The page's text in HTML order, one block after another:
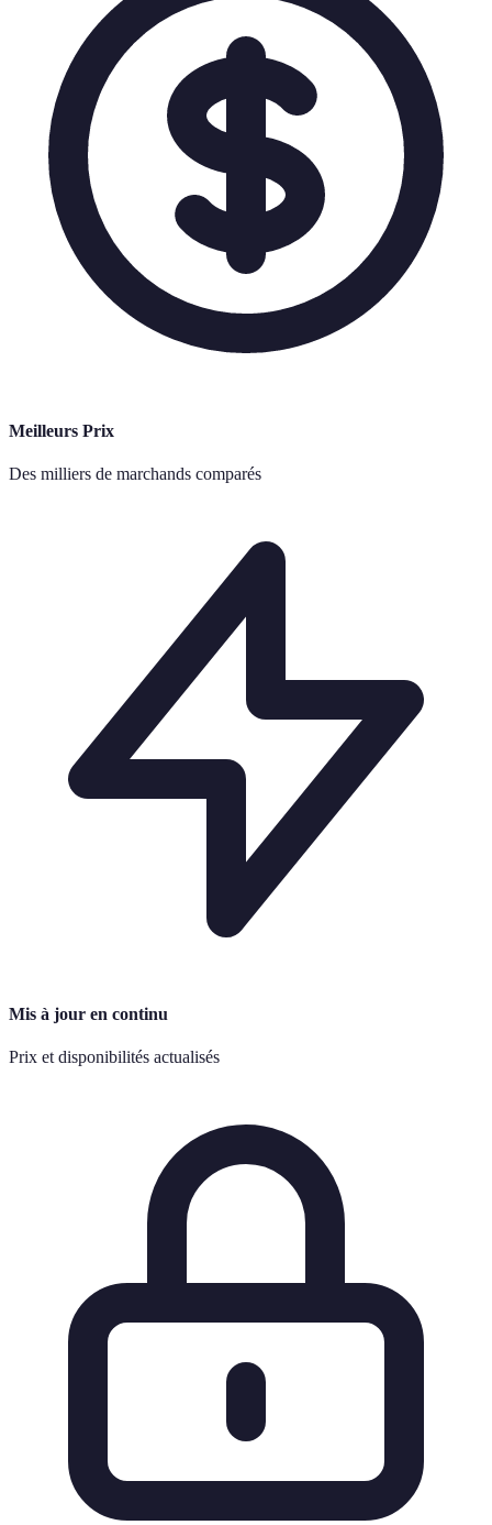
Meilleurs Prix
Des milliers de marchands comparés
Mis à jour en continu
Prix et disponibilités actualisés